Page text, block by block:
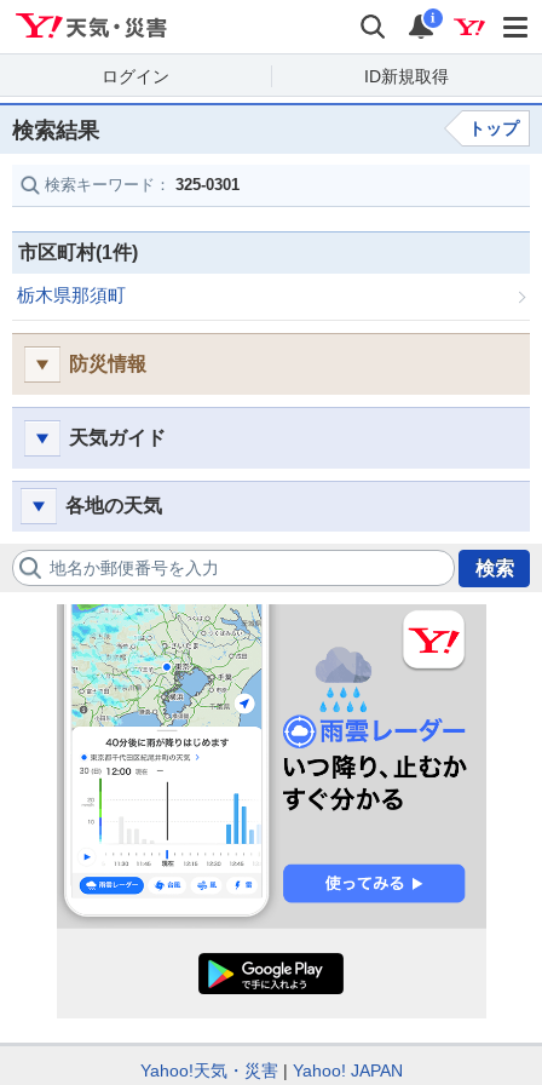
検索 通知
i
ログイン ID新規取得
検索結果 トップ
検索キーワード： 325-0301
市区町村(1件)
栃木県那須町
防災情報
天気ガイド
各地の天気
地名か郵便番号を入力 検索
Yahoo!天気・災害 Yahoo! JAPAN